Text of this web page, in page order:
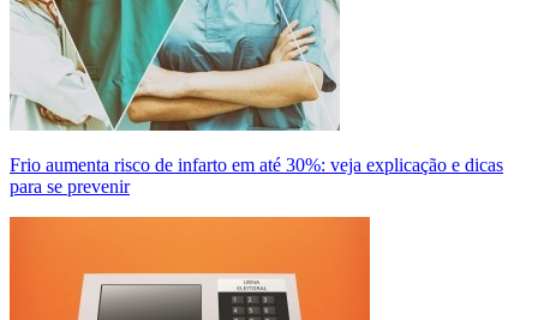
Frio aumenta risco de infarto em até 30%: veja explicação e dicas
para se prevenir